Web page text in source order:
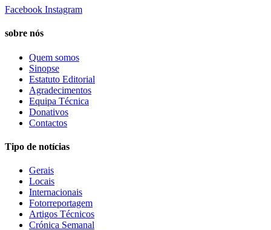
Facebook Instagram
sobre nós
Quem somos
Sinopse
Estatuto Editorial
Agradecimentos
Equipa Técnica
Donativos
Contactos
Tipo de notícias
Gerais
Locais
Internacionais
Fotorreportagem
Artigos Técnicos
Crónica Semanal